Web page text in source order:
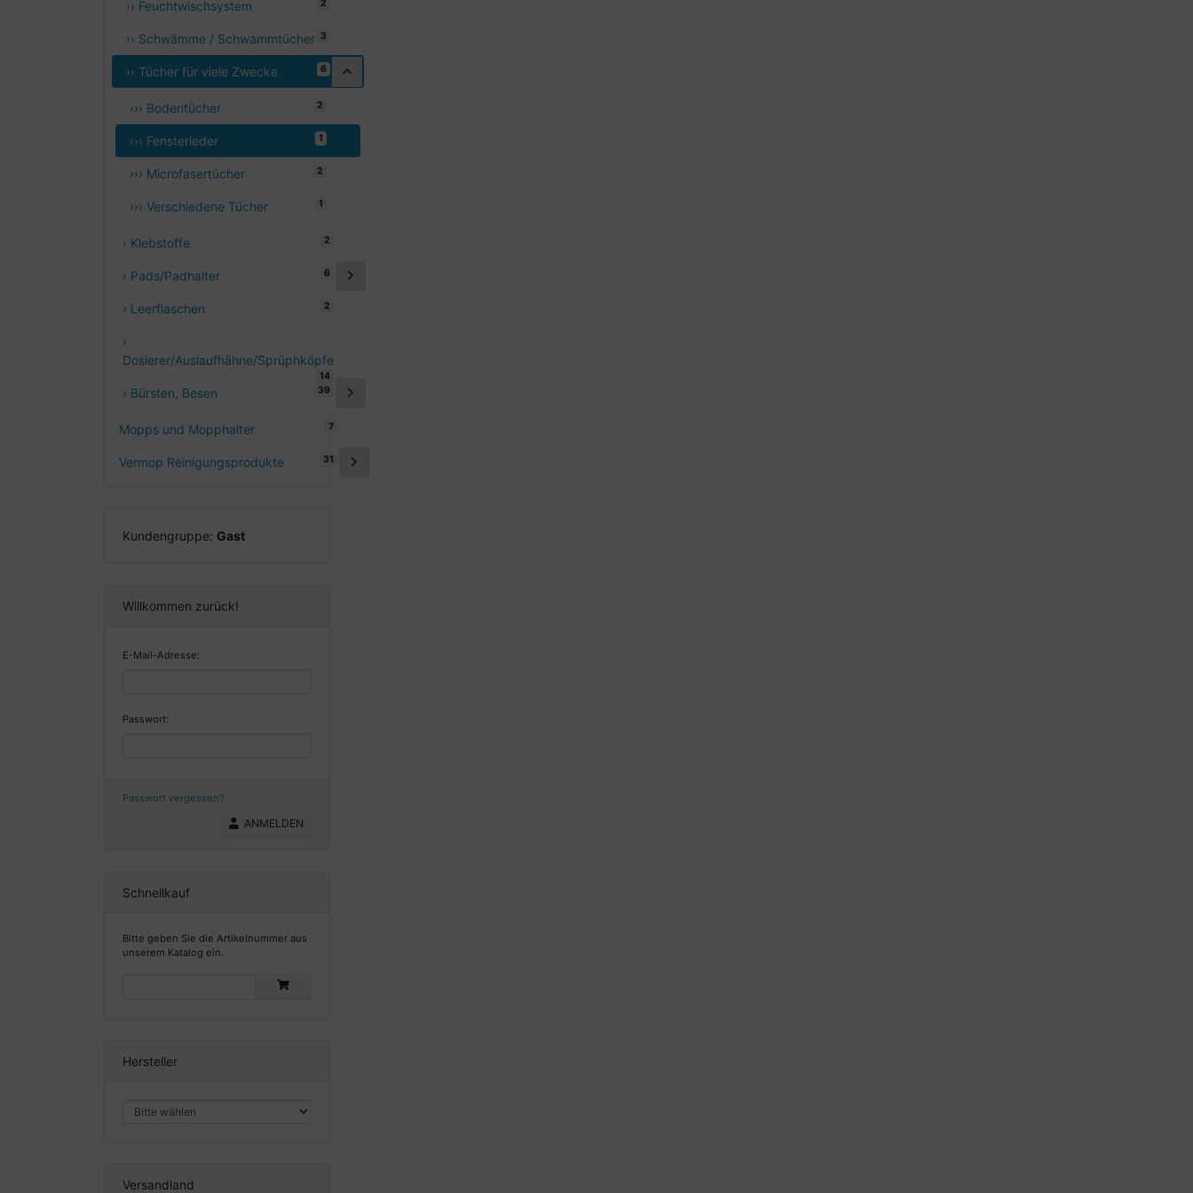
›› Feuchtwischsystem 2
›› Schwämme / Schwammtücher 3
›› Tücher für viele Zwecke 6
››› Bodentücher 2
››› Fensterleder 1
››› Microfasertücher 2
››› Verschiedene Tücher 1
› Klebstoffe 2
› Pads/Padhalter 6
› Leerflaschen 2
›
Dosierer/Auslaufhähne/Sprüphköpfe
14
› Bürsten, Besen 39
Mopps und Mopphalter 7
Vermop Reinigungsprodukte 31
Kundengruppe: Gast
Willkommen zurück!
E-Mail-Adresse:
Passwort:
Passwort vergessen?
ANMELDEN
Schnellkauf
Bitte geben Sie die Artikelnummer aus
unserem Katalog ein.
Hersteller
Versandland